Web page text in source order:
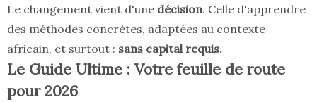
Le changement vient d'une décision. Celle d'apprendre
des méthodes concrètes, adaptées au contexte
africain, et surtout : sans capital requis.
Le Guide Ultime : Votre feuille de route
pour 2026